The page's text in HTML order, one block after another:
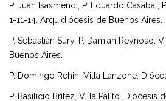
P. Juan Isasmendi, P. Eduardo Casabal,
1-11-14. Arquidiócesis de Buenos Aires.
P. Sebastián Sury, P. Damián Reynoso.
Buenos Aires.
P. Domingo Rehin: Villa Lanzone.
P. Basilicio Britez, Villa Palito. Diócesis